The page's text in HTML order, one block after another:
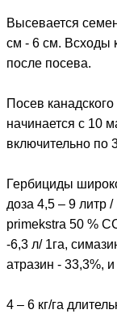
Высевается
см - 6 см. Всходы
после посева.
Посев
начинается с 10
включительно по
Гербициды
доза 4,5 – 9 литр /
primekstra 50 %
-6,3 л/ 1га,
атразин - 33,3%,
4 – 6 кг/га